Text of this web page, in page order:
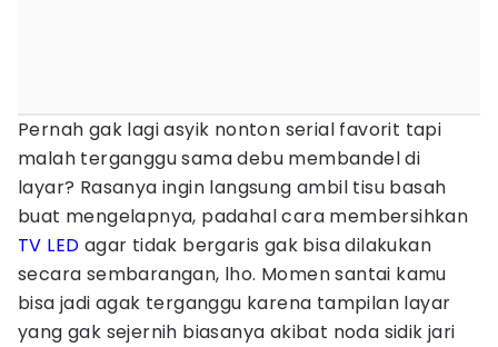
Pernah gak lagi asyik nonton serial favorit tapi
malah terganggu sama debu membandel di
layar? Rasanya ingin langsung ambil tisu basah
buat mengelapnya, padahal cara membersihkan
TV LED agar tidak bergaris gak bisa dilakukan
secara sembarangan, lho. Momen santai kamu
bisa jadi agak terganggu karena tampilan layar
yang gak sejernih biasanya akibat noda sidik jari